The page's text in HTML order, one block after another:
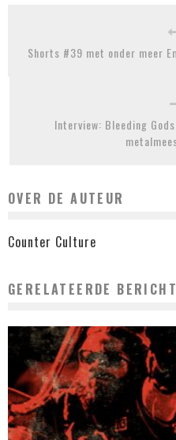
Shorts #39 met onder meer
Interview: Bleeding
OVER DE AUTEUR
Counter Culture
GERELATEERDE